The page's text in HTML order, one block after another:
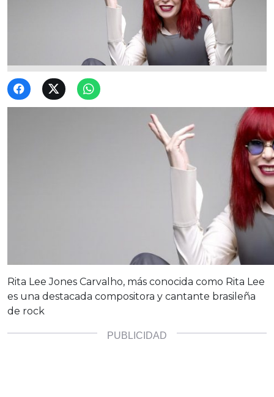
Rita Lee Jones Carvalho, más conocida como Rita Lee
es una destacada compositora y cantante brasileña
de rock